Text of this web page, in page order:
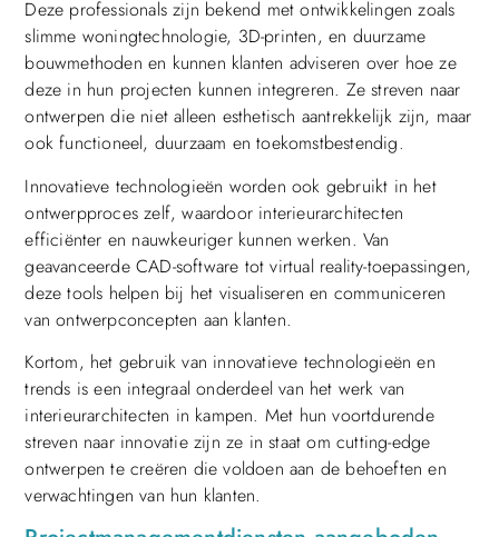
Deze professionals zijn bekend met ontwikkelingen zoals
slimme woningtechnologie, 3D-printen, en duurzame
bouwmethoden en kunnen klanten adviseren over hoe ze
deze in hun projecten kunnen integreren. Ze streven naar
ontwerpen die niet alleen esthetisch aantrekkelijk zijn, maar
ook functioneel, duurzaam en toekomstbestendig.
Innovatieve technologieën worden ook gebruikt in het
ontwerpproces zelf, waardoor interieurarchitecten
efficiënter en nauwkeuriger kunnen werken. Van
geavanceerde CAD-software tot virtual reality-toepassingen,
deze tools helpen bij het visualiseren en communiceren
van ontwerpconcepten aan klanten.
Kortom, het gebruik van innovatieve technologieën en
trends is een integraal onderdeel van het werk van
interieurarchitecten in kampen. Met hun voortdurende
streven naar innovatie zijn ze in staat om cutting-edge
ontwerpen te creëren die voldoen aan de behoeften en
verwachtingen van hun klanten.